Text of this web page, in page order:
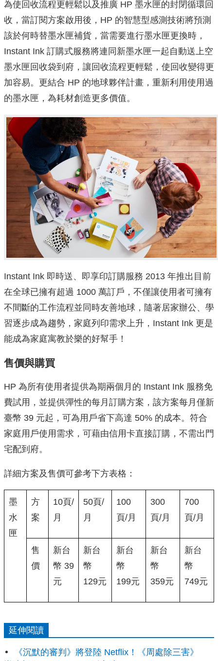
為使回收流程更輕鬆以及推廣 HP 墨水匣的封閉循環回
收，當訂閱方案啟用後，HP 的智慧型感測技術將預測
該於何時替墨水匣補貨，當需要進行墨水匣更換時，
Instant Ink 訂購式服務將連同新墨水匣一起自動送上空
墨水匣回收袋到府，讓回收流程更輕鬆，使回收變得更
加容易。更結合 HP 的地球夥伴計畫，重新利用使用過
的墨水匣，為耗材創造更多價值。
Instant Ink 即時送、即享印訂購服務 2013 年推出目前
在全球已擁有超過 1000 萬訂戶，不僅讓使用者可擁有
不間斷的工作流程並同時友善地球，隨著居家辦公、學
習逐步成為趨勢，家庭列印需求上升，Instant Ink 更是
能成為家庭寓教於樂的好幫手！
售價與購買
HP 為所有使用者提供為期兩個月的 Instant Ink 服務免
費試用，並提供彈性的每月訂購方案，該方案每月僅新
臺幣 39 元起，可為用戶省下高達 50% 的成本。符合
家庭用戶使用需求，可藉由信用卡直接訂購，不需出門
宅配到府。
詳細方案及售價可參考下方表格：
墨
水
匣
方
案
10頁/
月
50頁/
月
100
頁/月
300
頁/月
700
頁/月
售
價
新台
幣 39
元
新台
幣
129元
新台
幣
199元
新台
幣
359元
新台
幣
749元
延伸閱讀
《沉默的審判》將登陸 Netflix！《周處除三害》